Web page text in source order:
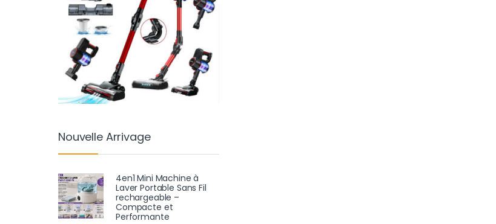
Nouvelle Arrivage
4en1 Mini Machine à
Laver Portable Sans Fil
rechargeable –
Compacte et
Performante